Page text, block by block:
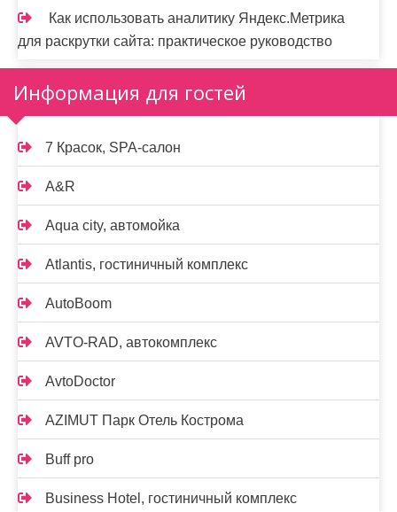
Как использовать аналитику Яндекс.Метрика
для раскрутки сайта: практическое руководство
Информация для гостей
7 Красок, SPA-салон
A&R
Aqua city, автомойка
Atlantis, гостиничный комплекс
AutoBoom
AVTO-RAD, автокомплекс
AvtoDoctor
AZIMUT Парк Отель Кострома
Buff pro
Business Hotel, гостиничный комплекс